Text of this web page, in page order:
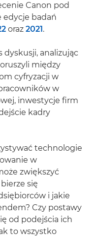
Canon pod
edycje badań
oraz 2021.
dyskusji, analizując
między
cyfryzacji w
w
inwestycje firm
kadry
technologie
w
zwiększyć
się
i jakie
Czy postawy
od podejścia ich
to wszystko